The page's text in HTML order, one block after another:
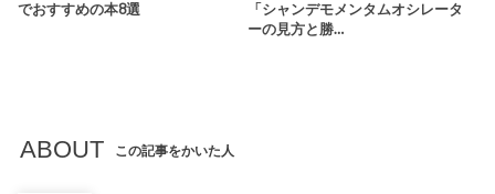
でおすすめの本8選
「シャンデモメンタムオシレータ
ーの見方と勝…
ABOUT この記事をかいた人